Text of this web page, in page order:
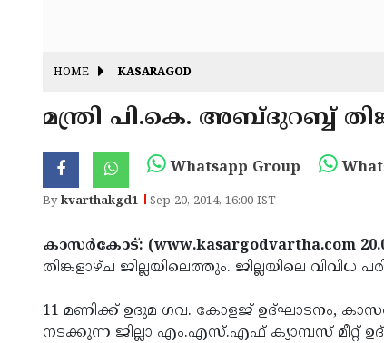
HOME KASARAGOD
മന്ത്രി പി.കെ. അബ്ദുറബ്ബ്
Whatsapp Group
Bykvarthakgd1 Sep 20, 2014, 16:00 IST
കാസര്‍കോട്: (www.kasargodvartha.com
തിങ്കളാഴ്ച ജില്ലയിലെത്തും. ജില്ലയിലെ
11 മണിക്ക് ഉദുമ ഗവ. കോളജ് ഉദ്ഘാടനം,
നടക്കുന്ന ജില്ലാ എം.എസ്.എഫ് ക്യാമ്പസ് മീറ്റ്